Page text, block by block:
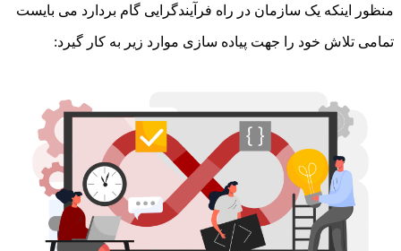
منظور اینکه یک سازمان در راه فرآیندگرایی گام بردارد می بایست
تمامی تلاش خود را جهت پیاده سازی موارد زیر به کار گیرد: